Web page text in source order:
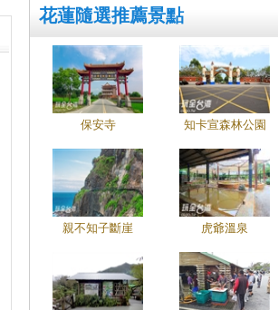
花蓮隨選推薦景點
保安寺 知卡宣森林公園
親不知子斷崖 虎爺溫泉